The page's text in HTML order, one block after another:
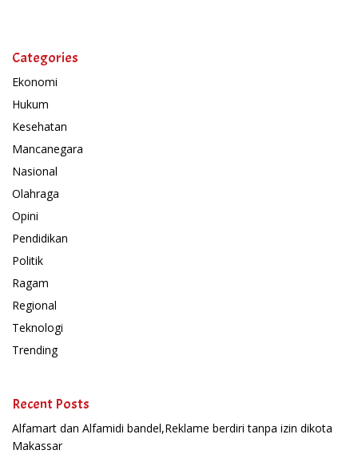
Categories
Ekonomi
Hukum
Kesehatan
Mancanegara
Nasional
Olahraga
Opini
Pendidikan
Politik
Ragam
Regional
Teknologi
Trending
Recent Posts
Alfamart dan Alfamidi bandel,Reklame berdiri tanpa izin dikota
Makassar